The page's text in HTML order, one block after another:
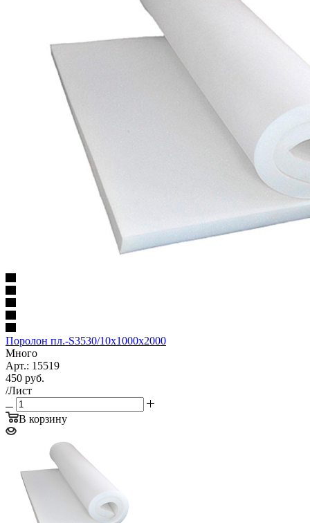
Поролон пл.-S3530/10х1000х2000
Много
Арт.: 15519
450 руб.
/Лист
В корзину